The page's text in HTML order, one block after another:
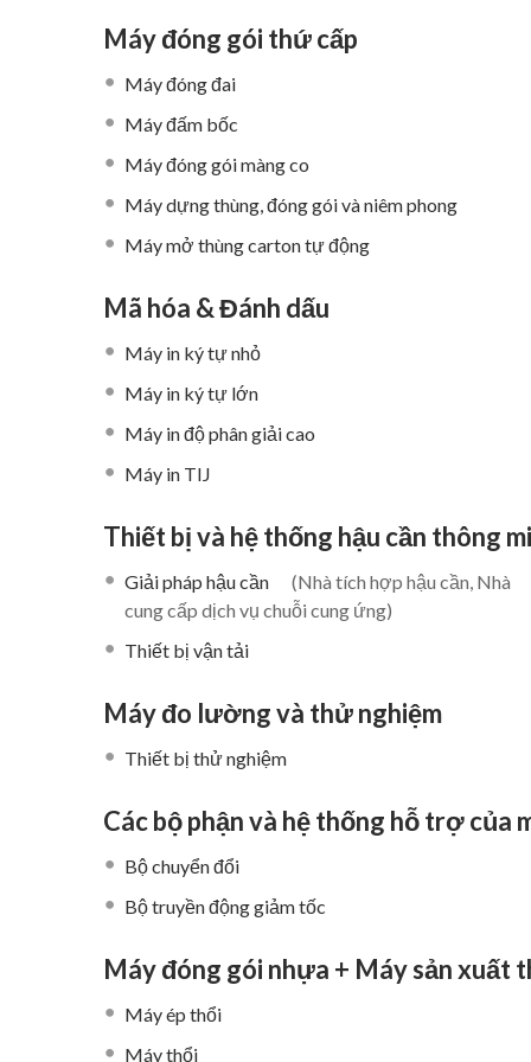
Máy đóng gói thứ cấp
Máy đóng đai
Máy đấm bốc
Máy đóng gói màng co
Máy dựng thùng, đóng gói và niêm phong
Máy mở thùng carton tự động
Mã hóa & Đánh dấu
Máy in ký tự nhỏ
Máy in ký tự lớn
Máy in độ phân giải cao
Máy in TIJ
Thiết bị và hệ thống hậu cần thông
Giải pháp hậu cần
(Nhà tích hợp hậu cần, Nhà
cung cấp dịch vụ chuỗi cung ứng)
Thiết bị vận tải
Máy đo lường và thử nghiệm
Thiết bị thử nghiệm
Các bộ phận và hệ thống hỗ trợ của
Bộ chuyển đổi
Bộ truyền động giảm tốc
Máy đóng gói nhựa + Máy sản xuất
Máy ép thổi
Máy thổi